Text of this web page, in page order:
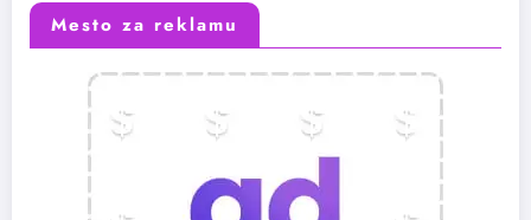
Mesto za reklamu